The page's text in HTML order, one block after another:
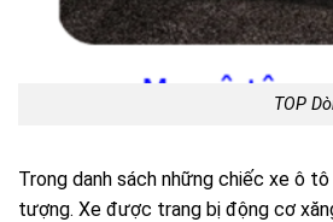
TOP
Trong danh sách những chiếc xe ô
tượng. Xe được trang bị động cơ